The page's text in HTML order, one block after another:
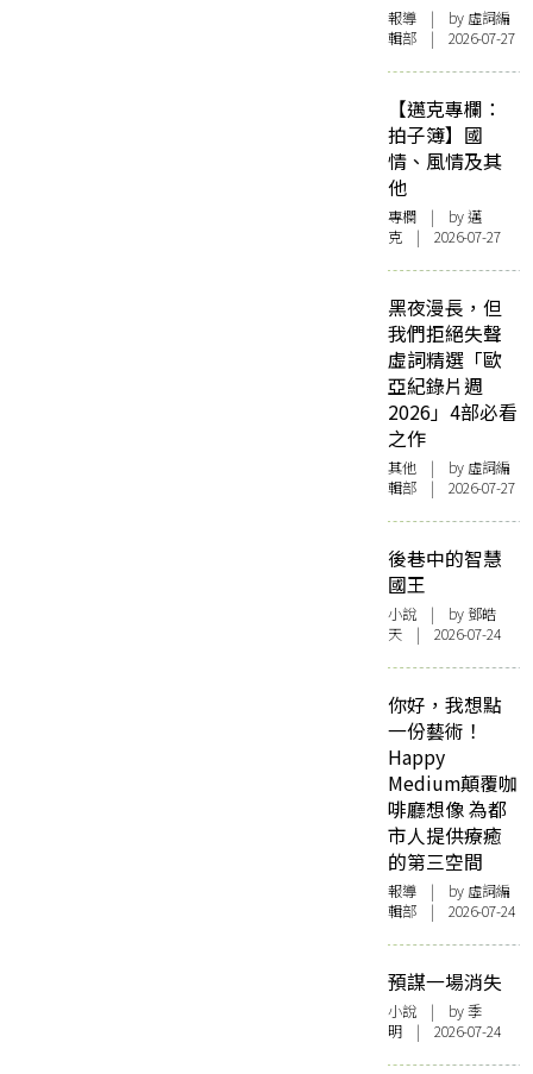
報導 | by 虛詞編
輯部 | 2026-07-27
【邁克專欄：
拍子簿】國
情、風情及其
他
專欄 | by邁
克 | 2026-07-27
黑夜漫長，但
我們拒絕失聲
虛詞精選「歐
亞紀錄片週
2026」4部必看
之作
其他 | by 虛詞編
輯部 | 2026-07-27
後巷中的智慧
國王
小說 | by 鄧皓
天 | 2026-07-24
你好，我想點
一份藝術！
Happy
Medium顛覆咖
啡廳想像 為都
市人提供療癒
的第三空間
報導 | by 虛詞編
輯部 | 2026-07-24
預謀一場消失
小說 | by 季
明 | 2026-07-24